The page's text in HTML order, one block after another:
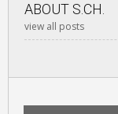
ABOUT S.CH.
view all posts